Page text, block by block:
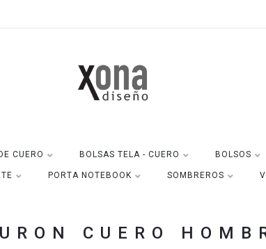
CUERO BOLSAS TELA - CUERO BOLSOS
PORTA NOTEBOOK SOMBREROS
CUERO